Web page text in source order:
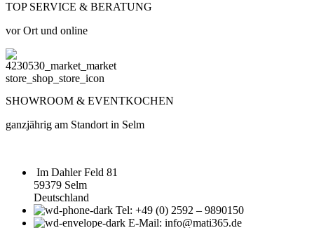
TOP SERVICE & BERATUNG
vor Ort und online
SHOWROOM & EVENTKOCHEN
ganzjährig am Standort in Selm
Im Dahler Feld 81
59379 Selm
Deutschland
Tel: +49 (0) 2592 – 9890150
E-Mail: info@mati365.de